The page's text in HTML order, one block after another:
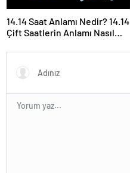
14.14 Saat Anlamı Nedir? 14.14
Çift Saatlerin Anlamı Nasıl